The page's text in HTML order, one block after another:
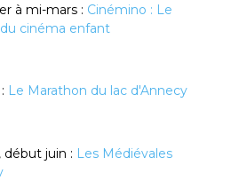
à mi-mars : Cinémino : Le
cinéma enfant
Le Marathon du lac d'Annecy
début juin : Les Médiévales